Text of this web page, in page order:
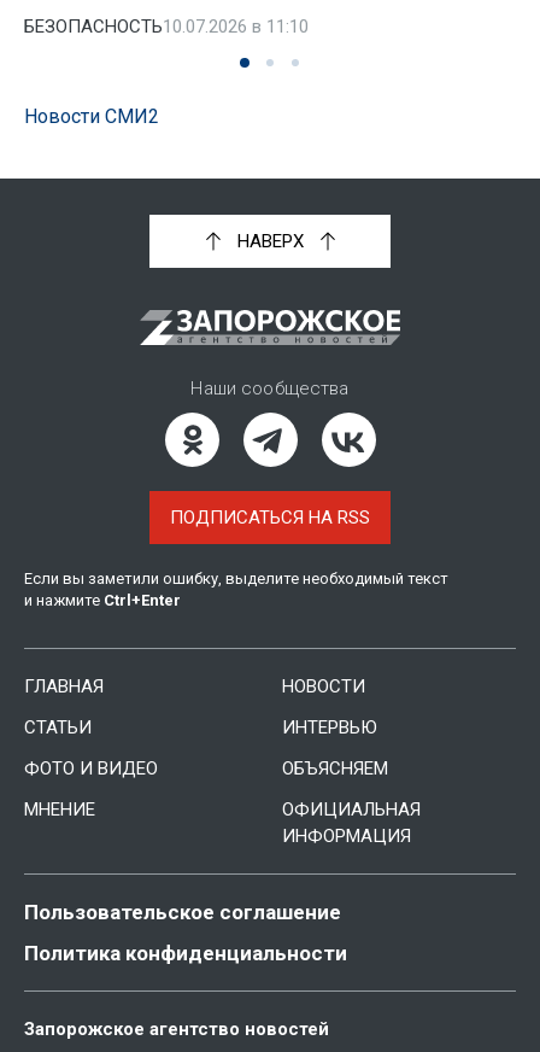
БЕЗОПАСНОСТЬ10.07.2026 в 11:10
Новости СМИ2
НАВЕРХ
Наши сообщества
ПОДПИСАТЬСЯ НА RSS
Если вы заметили ошибку, выделите необходимый текст
и нажмите Ctrl +Enter
ГЛАВНАЯ
НОВОСТИ
СТАТЬИ
ИНТЕРВЬЮ
ФОТО И ВИДЕО
ОБЪЯСНЯЕМ
МНЕНИЕ
ОФИЦИАЛЬНАЯ
ИНФОРМАЦИЯ
Пользовательское соглашение
Политика конфиденциальности
Запорожское агентство новостей